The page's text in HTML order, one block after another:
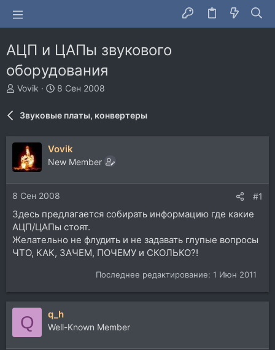
АЦП и ЦАПы звукового
оборудования
А
т
р
т
е
м
Vovik
Д
н
а
а
8 Сен 2008
Звуковые платы, конвертеры
Vovik
New Member
8 Сен 2008 #1
Здесь предлагается собирать информацию где какие
АЦП/ЦАПы стоят.
Желательно не флудить и не задавать глупые вопросы
ЧТО, КАК, ЗАЧЕМ, ПОЧЕМУ и СКОЛЬКО?!
Последнее редактирование: 1 Июн 2011
Q q_h
Well-Known Member